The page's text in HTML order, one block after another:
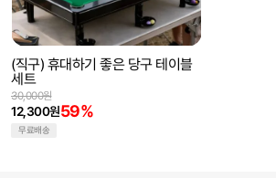
(직구) 휴대하기 좋은 당구 테이블
세트
12,300원59%
30,000원
무료배송